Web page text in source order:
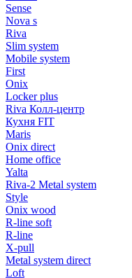
Sense
Nova s
Riva
Slim system
Mobile system
First
Onix
Locker plus
Riva Колл-центр
Кухня FIT
Maris
Onix direct
Home office
Yalta
Riva-2 Metal system
Style
Onix wood
R-line soft
R-line
X-pull
Metal system direct
Loft